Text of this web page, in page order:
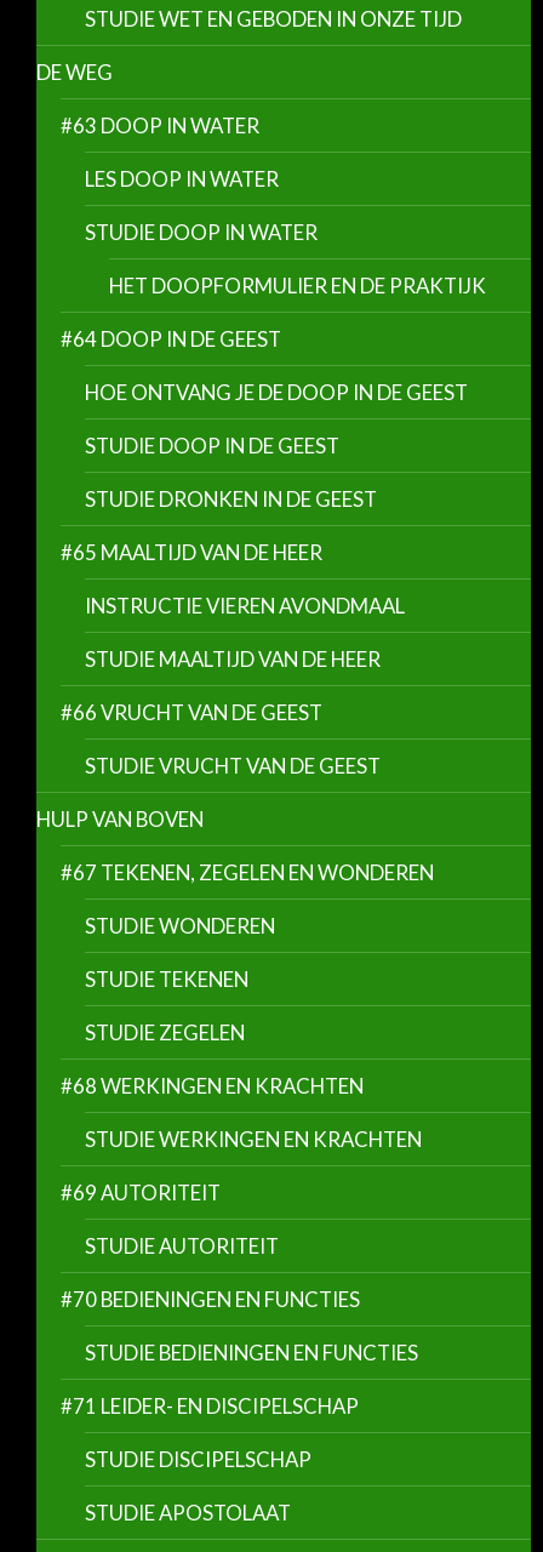
STUDIE WET EN GEBODEN IN ONZE TIJD
DE WEG
#63 DOOP IN WATER
LES DOOP IN WATER
STUDIE DOOP IN WATER
HET DOOPFORMULIER EN DE PRAKTIJK
#64 DOOP IN DE GEEST
HOE ONTVANG JE DE DOOP IN DE GEEST
STUDIE DOOP IN DE GEEST
STUDIE DRONKEN IN DE GEEST
#65 MAALTIJD VAN DE HEER
INSTRUCTIE VIEREN AVONDMAAL
STUDIE MAALTIJD VAN DE HEER
#66 VRUCHT VAN DE GEEST
STUDIE VRUCHT VAN DE GEEST
HULP VAN BOVEN
#67 TEKENEN, ZEGELEN EN WONDEREN
STUDIE WONDEREN
STUDIE TEKENEN
STUDIE ZEGELEN
#68 WERKINGEN EN KRACHTEN
STUDIE WERKINGEN EN KRACHTEN
#69 AUTORITEIT
STUDIE AUTORITEIT
#70 BEDIENINGEN EN FUNCTIES
STUDIE BEDIENINGEN EN FUNCTIES
#71 LEIDER- EN DISCIPELSCHAP
STUDIE DISCIPELSCHAP
STUDIE APOSTOLAAT